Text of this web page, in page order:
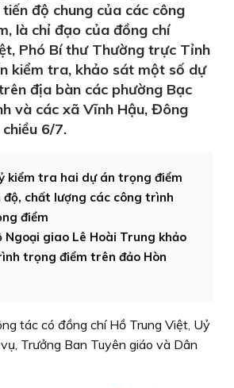
độ chung của các công
là chỉ đạo của đồng chí
Phó Bí thư Thường trực Tỉnh
kiểm tra, khảo sát một số dự
địa bàn các phường Bạc
và các xã Vĩnh Hậu, Đông
6/7.
kiểm tra hai dự án trọng điểm
độ, chất lượng các công trình
điểm
Ngoại giao Lê Hoài Trung khảo
trọng điểm trên đảo Hòn
tác có đồng chí Hồ Trung Việt, Uỷ
Trưởng Ban Tuyên giáo và Dân